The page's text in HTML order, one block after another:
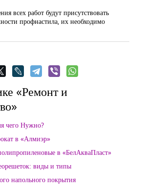
всех работ будут присутствовать
профнастила, их необходимо
«Ремонт и
чего Нужно?
в «Алмиэр»
в «БелАкваПласт»
виды и типы
напольного покрытия